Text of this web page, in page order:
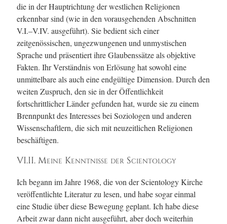
die in der Hauptrichtung der westlichen Religionen
erkennbar sind (wie in den vorausgehenden Abschnitten
V.I.–V.IV. ausgeführt). Sie bedient sich einer
zeitgenössischen, ungezwungenen und unmystischen
Sprache und präsentiert ihre Glaubenssätze als objektive
Fakten. Ihr Verständnis von Erlösung hat sowohl eine
unmittelbare als auch eine endgültige Dimension. Durch den
weiten Zuspruch, den sie in der Öffentlichkeit
fortschrittlicher Länder gefunden hat, wurde sie zu einem
Brennpunkt des Interesses bei Soziologen und anderen
Wissenschaftlern, die sich mit neuzeitlichen Religionen
beschäftigen.
VI.II. Meine Kenntnisse der Scientology
Ich begann im Jahre 1968, die von der Scientology Kirche
veröffentlichte Literatur zu lesen, und habe sogar einmal
eine Studie über diese Bewegung geplant. Ich habe diese
Arbeit zwar dann nicht ausgeführt, aber doch weiterhin